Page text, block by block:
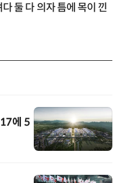
둘 다 의자 틈에 목이 낀
에 5